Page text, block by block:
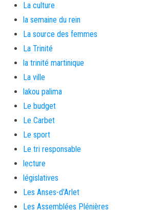
La culture
la semaine du rein
La source des femmes
La Trinité
la trinité martinique
La ville
lakou palima
Le budget
Le Carbet
Le sport
Le tri responsable
lecture
législatives
Les Anses-d'Arlet
Les Assemblées Plénières